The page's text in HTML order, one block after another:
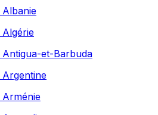
Albanie
Algérie
Antigua-et-Barbuda
Argentine
Arménie